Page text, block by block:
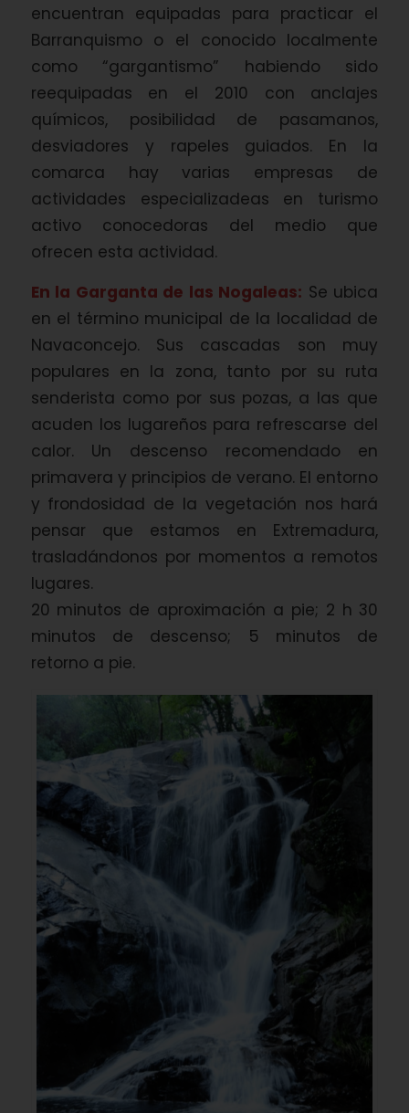
encuentran equipadas para practicar el
Barranquismo o el conocido localmente
como “gargantismo” habiendo sido
reequipadas en el 2010 con anclajes
químicos, posibilidad de pasamanos,
desviadores y rapeles guiados. En la
comarca hay varias empresas de
actividades especializadeas en turismo
activo conocedoras del medio que
ofrecen esta actividad.
En la Garganta de las Nogaleas: Se ubica
en el término municipal de la localidad de
Navaconcejo. Sus cascadas son muy
populares en la zona, tanto por su ruta
senderista como por sus pozas, a las que
acuden los lugareños para refrescarse del
calor. Un descenso recomendado en
primavera y principios de verano. El entorno
y frondosidad de la vegetación nos hará
pensar que estamos en Extremadura,
trasladándonos por momentos a remotos
lugares.
20 minutos de aproximación a pie; 2 h 30
minutos de descenso; 5 minutos de
retorno a pie.